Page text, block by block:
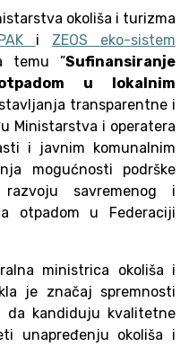
okoliša i turizma
i ZEOS eko-sistem
temu ”Sufinansiranje
u lokalnim
transparentne i
Ministarstva i operatera
i javnim komunalnim
mogućnosti podrške
savremenog i
otpadom u Federaciji
ministrica okoliša i
je značaj spremnosti
da kandiduju kvalitetne
unapređenju okoliša i